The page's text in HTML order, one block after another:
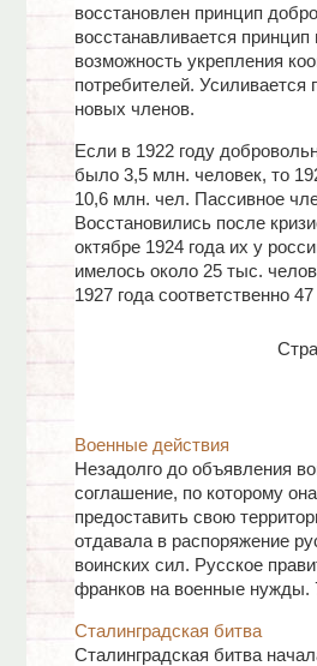
восстановлен принцип
восстанавливается
возможность укрепления
потребителей. Усиливается
новых членов.
Если в 1922 году
было 3,5 млн. человек, то
10,6 млн. чел. Пассивное
Восстановились после
октябре 1924 года их у
имелось около 25 тыс.
1927 года соответственно
Военные действия
Незадолго до объявления
соглашение, по которому
предоставить свою
отдавала в распоряжение
воинских сил. Русское
франков на военные нужды.
Сталинградская битва
Сталинградская битва